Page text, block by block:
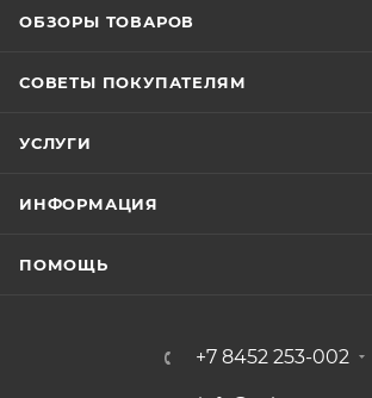
ОБЗОРЫ ТОВАРОВ
СОВЕТЫ ПОКУПАТЕЛЯМ
УСЛУГИ
ИНФОРМАЦИЯ
ПОМОЩЬ
+7 8452 253-002